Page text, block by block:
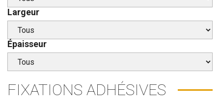
Largeur
Épaisseur
FIXATIONS ADHÉSIVES